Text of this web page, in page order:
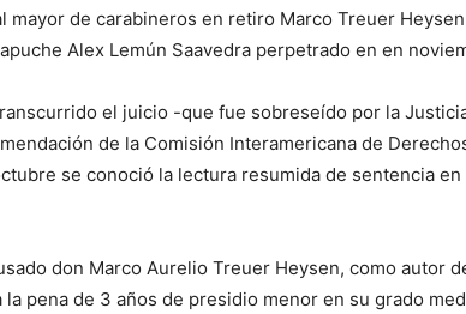
mayor de carabineros en retiro Marco Treuer
Alex Lemún Saavedra perpetrado en en
el juicio -que fue sobreseído por la
de la Comisión Interamericana de
se conoció la lectura resumida de sentencia
don Marco Aurelio Treuer Heysen, como autor
pena de 3 años de presidio menor en su grado